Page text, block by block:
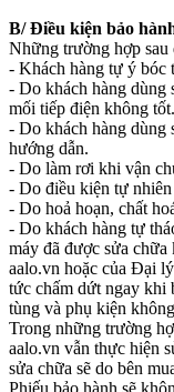
B/ Điều kiện bảo
Những trường hợp sau
- Khách hàng tự ý bóc
- Do khách hàng dùng
mối tiếp điện không tốt.
- Do khách hàng dùng
hướng dẫn.
- Do làm rơi khi vận
- Do điều kiện tự
- Do hoả hoạn, chất
- Do khách hàng tự
máy đã được sửa
aalo.vn hoặc của Đại
tức chấm dứt ngay khi
tùng và phụ kiện
Trong những trường
aalo.vn vẫn thực hiện
sửa chữa sẽ do bên